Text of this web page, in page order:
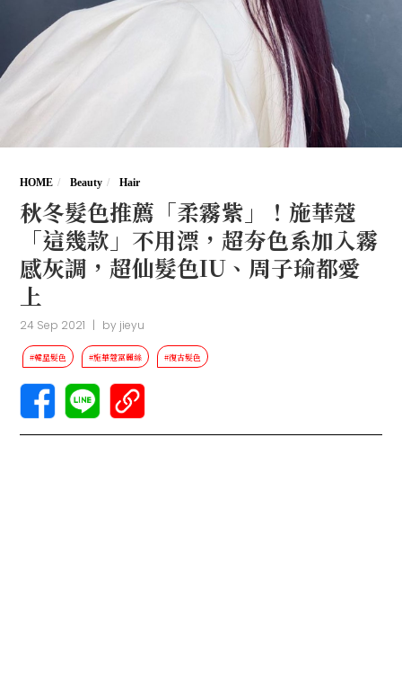
HOME Beauty Hair
秋冬髮色推薦「柔霧紫」！施華蔻
「這幾款」不用漂，超夯色系加入霧
感灰調，超仙髮色IU、周子瑜都愛
上
24 Sep 2021 | by jieyu
#韓星髮色 #施華蔻富麗絲 #復古髮色